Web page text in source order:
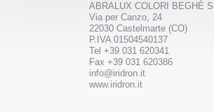
ABRALUX COLORI BEGHÈ
Via per Canzo, 24
22030 Castelmarte (CO)
P.IVA 01504540137
Tel +39 031 620341
Fax +39 031 620386
info@iridron.it
www.iridron.it